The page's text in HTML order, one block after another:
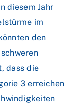
diesem Jahr
im
den
dass die
3 erreichen